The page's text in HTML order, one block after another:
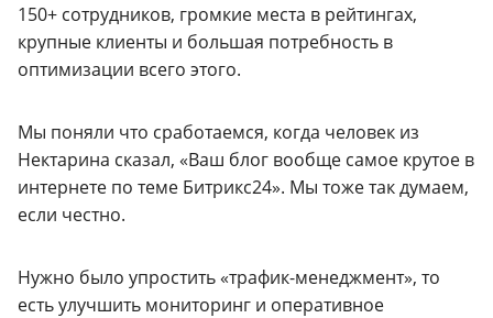
150+ сотрудников, громкие места в рейтингах,
крупные клиенты и большая потребность в
оптимизации всего этого.
Мы поняли что сработаемся, когда человек из
Нектарина сказал, «Ваш блог вообще самое крутое в
интернете по теме Битрикс24». Мы тоже так думаем,
если честно.
Нужно было упростить «трафик-менеджмент», то
есть улучшить мониторинг и оперативное